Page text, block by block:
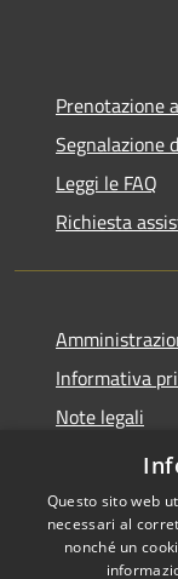
Prenotazione
Segnalazione
Leggi le FAQ
Richiesta
Informativa
Note legali
Dichiarazione
Questo sito web
necessari al
nonché un